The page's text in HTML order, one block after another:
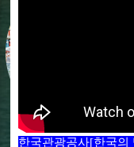
매점
한국관광공사[한국의